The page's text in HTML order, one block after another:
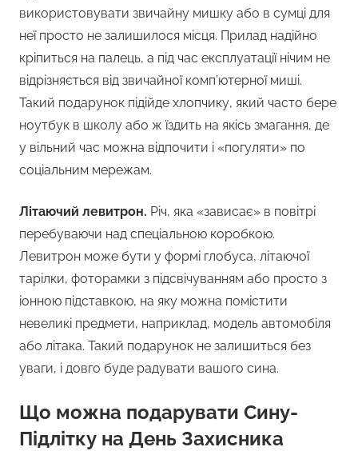
використовувати звичайну мишку або в сумці для
неї просто не залишилося місця. Прилад надійно
кріпиться на палець, а під час експлуатації нічим не
відрізняється від звичайної комп’ютерної миші.
Такий подарунок підійде хлопчику, який часто бере
ноутбук в школу або ж їздить на якісь змагання, де
у вільний час можна відпочити і «погуляти» по
соціальним мережам.
Літаючий левитрон. Річ, яка «зависає» в повітрі
перебуваючи над спеціальною коробкою.
Левитрон може бути у формі глобуса, літаючої
тарілки, фоторамки з підсвічуванням або просто з
іонною підставкою, на яку можна помістити
невеликі предмети, наприклад, модель автомобіля
або літака. Такий подарунок не залишиться без
уваги, і довго буде радувати вашого сина.
Що можна подарувати Сину-
Підлітку на День Захисника